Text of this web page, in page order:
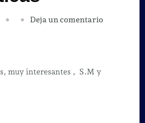
Deja un comentarioen
muy interesantes , S.M y